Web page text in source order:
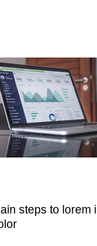
steps to lorem